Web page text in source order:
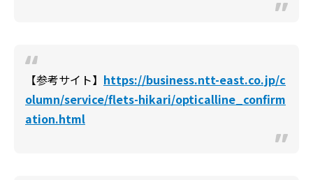
【参考サイト】 https://business.ntt-east.co.jp/c
olumn/service/flets-hikari/opticalline_confirm
ation.html